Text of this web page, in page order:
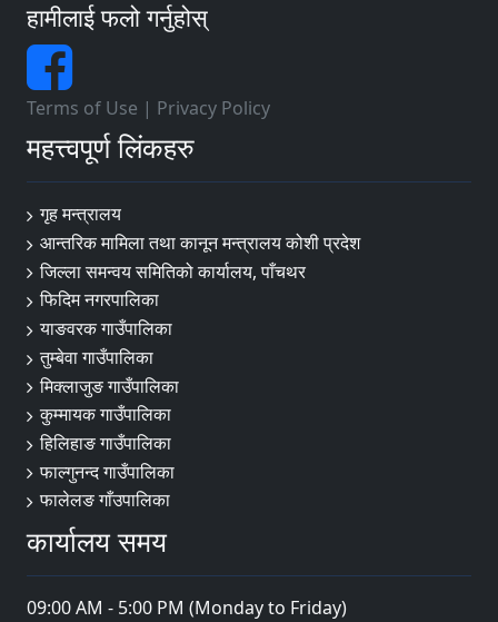
हामीलाई फलो गर्नुहोस्
Terms of Use | Privacy Policy
महत्त्वपूर्ण लिंकहरु
गृह मन्त्रालय
आन्तरिक मामिला तथा कानून मन्त्रालय कोशी प्रदेश
जिल्ला समन्वय समितिको कार्यालय, पाँचथर
फिदिम नगरपालिका
याङवरक गाउँपालिका
तुम्बेवा गाउँपालिका
मिक्लाजुङ गाउँपालिका
कुम्मायक गाउँपालिका
हिलिहाङ गाउँपालिका
फाल्गुनन्द गाउँपालिका
फालेलङ गाँउपालिका
कार्यालय समय
09:00 AM - 5:00 PM (Monday to Friday)